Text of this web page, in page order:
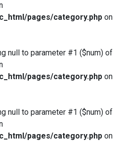
pages/category.php on
null to parameter #1 ($num) of
pages/category.php on
null to parameter #1 ($num) of
pages/category.php on